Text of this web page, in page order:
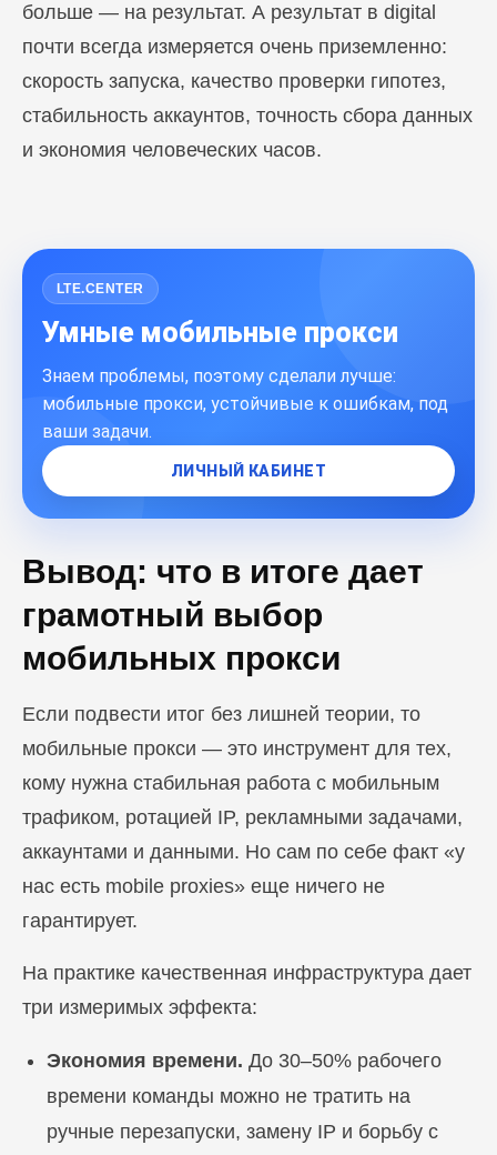
больше — на результат. А результат в digital
почти всегда измеряется очень приземленно:
скорость запуска, качество проверки гипотез,
стабильность аккаунтов, точность сбора данных
и экономия человеческих часов.
LTE.CENTER
Умные мобильные прокси
Знаем проблемы, поэтому сделали лучше:
мобильные прокси, устойчивые к ошибкам, под
ваши задачи.
ЛИЧНЫЙ КАБИНЕТ
Вывод: что в итоге дает
грамотный выбор
мобильных прокси
Если подвести итог без лишней теории, то
мобильные прокси — это инструмент для тех,
кому нужна стабильная работа с мобильным
трафиком, ротацией IP, рекламными задачами,
аккаунтами и данными. Но сам по себе факт «у
нас есть mobile proxies» еще ничего не
гарантирует.
На практике качественная инфраструктура дает
три измеримых эффекта:
Экономия времени. До 30–50% рабочего
времени команды можно не тратить на
ручные перезапуски, замену IP и борьбу с
статьи